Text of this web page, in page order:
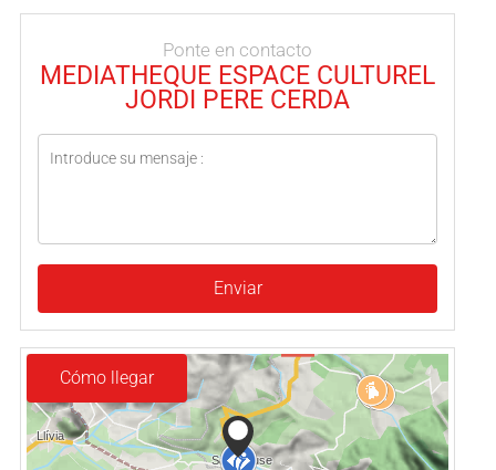
Ponte en contacto
MEDIATHEQUE ESPACE CULTUREL
JORDI PERE CERDA
Enviar
Cómo llegar